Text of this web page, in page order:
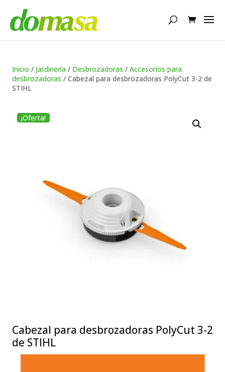
productos
Inicio / Jardinería / Desbrozadoras / Accesorios para
desbrozadoras / Cabezal para desbrozadoras PolyCut 3-2 de
STIHL
¡Oferta!
Cabezal para desbrozadoras PolyCut 3-2
de STIHL